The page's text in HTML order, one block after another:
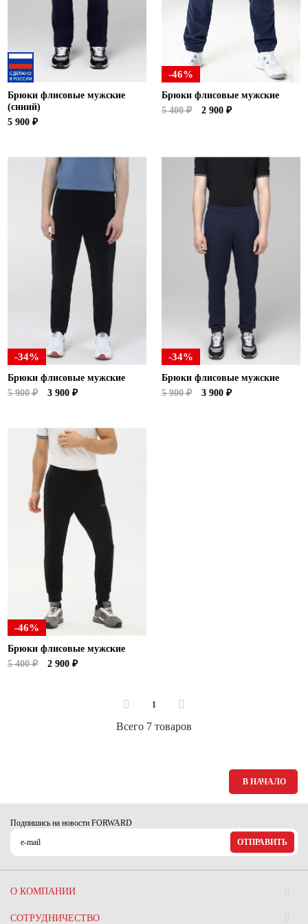
Ханты-Мансийский автономный округ (3)
Челябинская область (2)
Ямало-Ненецкий автономный округ (1)
Ярославская область (1)
Брюки флисовые мужские
(синий)
5 900 ₽
-46%
Брюки флисовые мужские
5 400 ₽
2 900 ₽
-34%
Брюки флисовые мужские
5 900 ₽
3 900 ₽
-34%
Брюки флисовые мужские
5 900 ₽
3 900 ₽
-46%
Брюки флисовые мужские
5 400 ₽
2 900 ₽
1
Всего 7 товаров
В НАЧАЛО
Подпишись на новости FORWARD
ОТПРАВИТЬ
О КОМПАНИИ
СОТРУДНИЧЕСТВО